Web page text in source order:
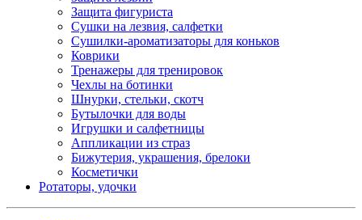
Защита фигуриста
Сушки на лезвия, салфетки
Сушилки-ароматизаторы для коньков
Коврики
Тренажеры для тренировок
Чехлы на ботинки
Шнурки, стельки, скотч
Бутылочки для воды
Игрушки и салфетницы
Аппликации из страз
Бижутерия, украшения, брелоки
Косметички
Ротаторы, удочки